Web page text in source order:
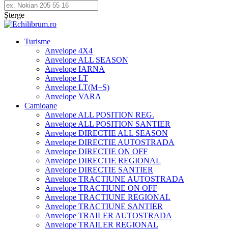
Șterge
Turisme
Anvelope 4X4
Anvelope ALL SEASON
Anvelope IARNA
Anvelope LT
Anvelope LT(M+S)
Anvelope VARA
Camioane
Anvelope ALL POSITION REG.
Anvelope ALL POSITION SANTIER
Anvelope DIRECTIE ALL SEASON
Anvelope DIRECTIE AUTOSTRADA
Anvelope DIRECTIE ON OFF
Anvelope DIRECTIE REGIONAL
Anvelope DIRECTIE SANTIER
Anvelope TRACTIUNE AUTOSTRADA
Anvelope TRACTIUNE ON OFF
Anvelope TRACTIUNE REGIONAL
Anvelope TRACTIUNE SANTIER
Anvelope TRAILER AUTOSTRADA
Anvelope TRAILER REGIONAL